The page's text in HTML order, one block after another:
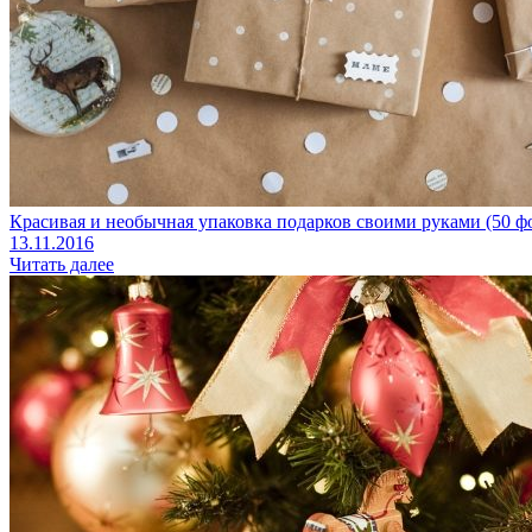
Красивая и необычная упаковка подарков своими руками (50
13.11.2016
Читать далее